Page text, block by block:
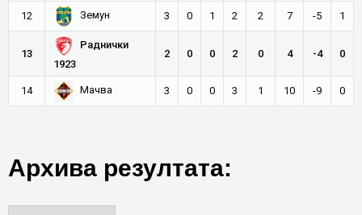
12 Земун 3 0 1 2 2 7 -5 1
13
Раднички
1923
2 0 0 2 0 4 -4 0
14 Мачва 3 0 0 3 1 10 -9 0
Архива резултата: